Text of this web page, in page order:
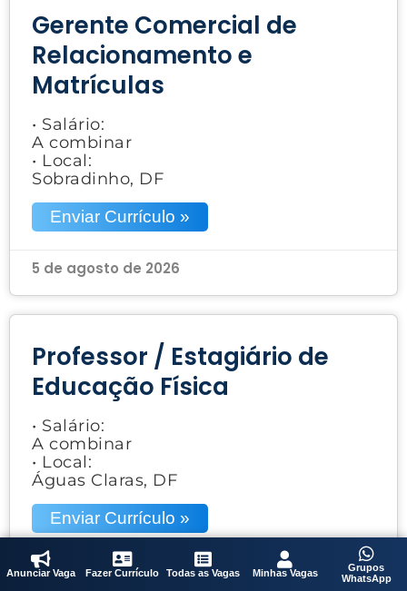
Gerente Comercial de
Relacionamento e
Matrículas
• Salário:
A combinar
• Local:
Sobradinho, DF
Enviar Currículo »
5 de agosto de 2026
Professor / Estagiário de
Educação Física
• Salário:
A combinar
• Local:
Águas Claras, DF
Enviar Currículo »
5 de agosto de 2026
Anunciar Vaga Fazer Currículo Todas as Vagas Minhas Vagas
Grupos
WhatsApp